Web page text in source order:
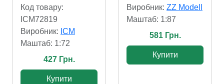
Код товару:
ICM72819
Виробник: ICM
Маштаб: 1:72
427 Грн.
Купити
Виробник: ZZ Modell
Маштаб: 1:87
581 Грн.
Купити